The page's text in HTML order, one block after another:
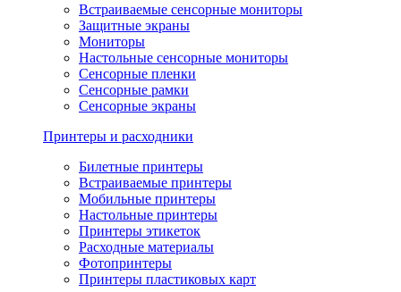
Встраиваемые сенсорные мониторы
Защитные экраны
Мониторы
Настольные сенсорные мониторы
Сенсорные пленки
Сенсорные рамки
Сенсорные экраны
Принтеры и расходники
Билетные принтеры
Встраиваемые принтеры
Мобильные принтеры
Настольные принтеры
Принтеры этикеток
Расходные материалы
Фотопринтеры
Принтеры пластиковых карт